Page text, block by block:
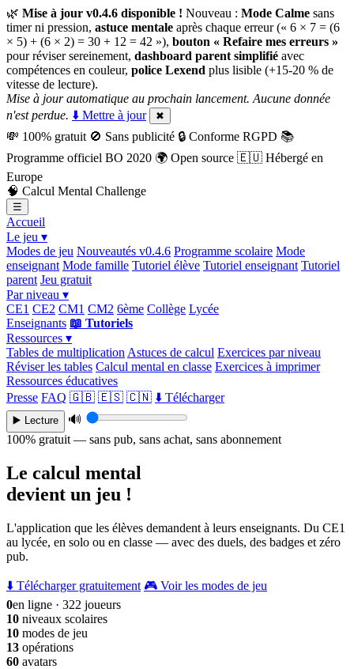
🌿 Mise à jour v0.4.6 disponible ! Nouveau : Mode Calme sans
timer ni pression, astuce mentale après chaque erreur (« 6 × 7 = (6
× 5) + (6 × 2) = 30 + 12 = 42 »), bouton « Refaire mes erreurs »
pour réviser sereinement, dashboard parent simplifié avec
compétences en couleur, police Lexend plus lisible (+15-20 % de
vitesse de lecture).
Mise à jour automatique au prochain lancement. Aucune donnée
n'est perdue. ⬇️ Mettre à jour ✖
💸 100% gratuit 🚫 Sans publicité 🔒 Conforme RGPD 📚
Programme officiel BO 2020 🌍 Open source 🇪🇺 Hébergé en
Europe
🧠 Calcul Mental Challenge
☰
Accueil
Le jeu ▾
Modes de jeu Nouveautés v0.4.6 Programme scolaire Mode
enseignant Mode famille Tutoriel élève Tutoriel enseignant Tutoriel
parent Jeu gratuit
Par niveau ▾
CE1 CE2 CM1 CM2 6ème Collège Lycée
Enseignants 📖 Tutoriels
Ressources ▾
Tables de multiplication Astuces de calcul Exercices par niveau
Réviser les tables Calcul mental en classe Exercices à imprimer
Ressources éducatives
Presse FAQ 🇬🇧 🇪🇸 🇨🇳 ⬇️ Télécharger
▶️ Lecture
🔊
100% gratuit — sans pub, sans achat, sans abonnement
Le calcul mental
devient un jeu !
L'application que les élèves demandent à leurs enseignants. Du CE1
au lycée, en solo ou en classe — avec des duels, des badges et zéro
pub.
⬇️ Télécharger gratuitement 🎮 Voir les modes de jeu
0en ligne · 322 joueurs
10 niveaux scolaires
10 modes de jeu
13 opérations
60 avatars